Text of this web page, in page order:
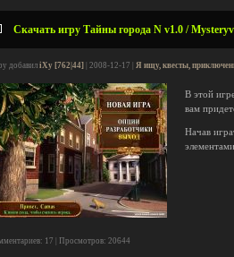
Скачать игру Тайны города N v1.0 /
добавилiXy [762|44] | 2008-12-17 | Я ищу, квесты,
В этой
вам
Начав
17 | Просмотров: 20644